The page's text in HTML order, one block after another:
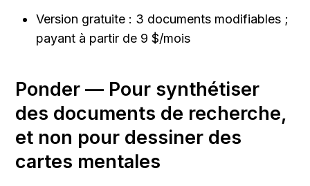
Version gratuite : 3 documents modifiables ;
payant à partir de 9 $/mois
Ponder — Pour synthétiser
des documents de recherche,
et non pour dessiner des
cartes mentales